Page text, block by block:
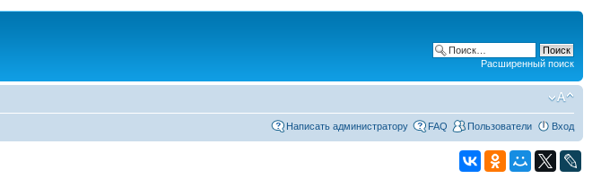
Расширенный поиск
Написать администратору FAQ Пользователи Вход